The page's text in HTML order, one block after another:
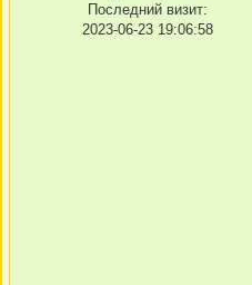
Последний визит:
2023-06-23 19:06:58